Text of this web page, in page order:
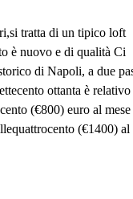
tratta di un tipico loft
è nuovo e di qualità Ci
di Napoli, a due
ottanta è relativo
(€800) euro al mese
(€1400) al